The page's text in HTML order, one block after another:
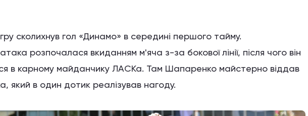
сколихнув гол «Динамо» в середині першого тайму.
розпочалася вкиданням м'яча з-за бокової лінії, після чого він
в карному майданчику ЛАСКа. Там Шапаренко майстерно віддав
який в один дотик реалізував нагоду.